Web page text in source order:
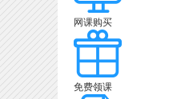
网课购买
免费领课